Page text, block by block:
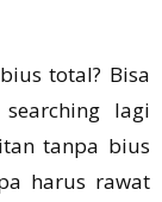
total? Bisa
lagi
tanpa bius
harus rawat